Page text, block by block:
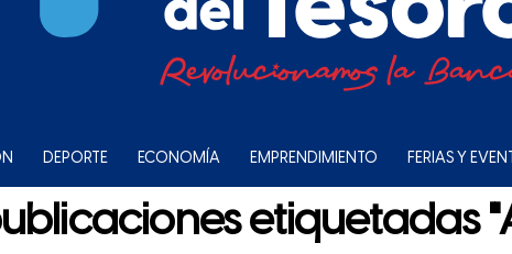
DEPORTE ECONOMÍA EMPRENDIMIENTO FERIAS Y
etiquetadas